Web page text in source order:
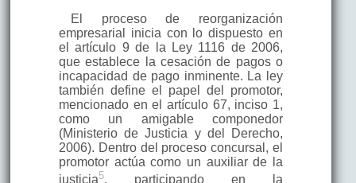
El proceso de reorganización
empresarial inicia con lo dispuesto en
el artículo 9 de la Ley 1116 de 2006,
que establece la cesación de pagos o
incapacidad de pago inminente. La ley
también define el papel del promotor,
mencionado en el artículo 67, inciso 1,
como un amigable componedor
(Ministerio de Justicia y del Derecho,
2006). Dentro del proceso concursal, el
promotor actúa como un auxiliar de la
justicia5, participando en la